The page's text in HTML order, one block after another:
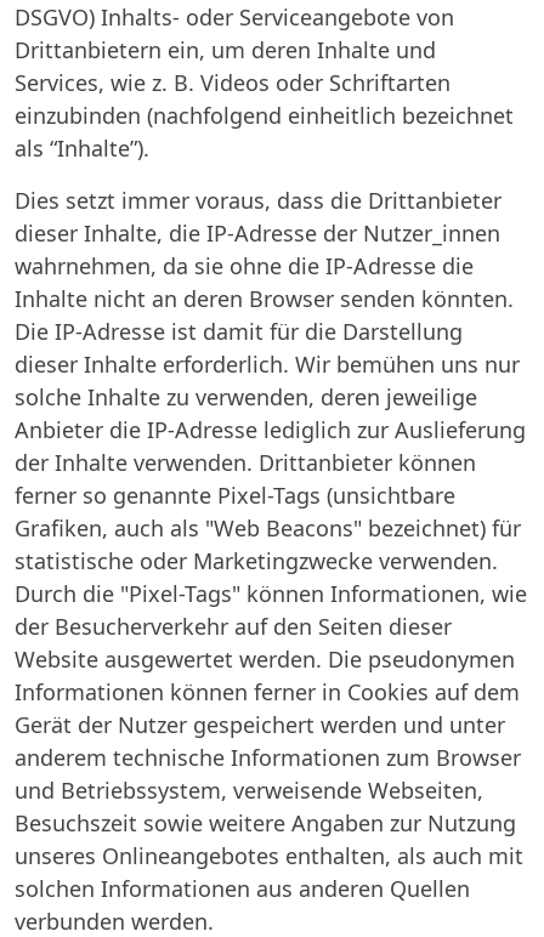
DSGVO) Inhalts- oder Serviceangebote von
Drittanbietern ein, um deren Inhalte und
Services, wie z. B. Videos oder Schriftarten
einzubinden (nachfolgend einheitlich bezeichnet
als “Inhalte”).
Dies setzt immer voraus, dass die Drittanbieter
dieser Inhalte, die IP-Adresse der Nutzer_innen
wahrnehmen, da sie ohne die IP-Adresse die
Inhalte nicht an deren Browser senden könnten.
Die IP-Adresse ist damit für die Darstellung
dieser Inhalte erforderlich. Wir bemühen uns nur
solche Inhalte zu verwenden, deren jeweilige
Anbieter die IP-Adresse lediglich zur Auslieferung
der Inhalte verwenden. Drittanbieter können
ferner so genannte Pixel-Tags (unsichtbare
Grafiken, auch als "Web Beacons" bezeichnet) für
statistische oder Marketingzwecke verwenden.
Durch die "Pixel-Tags" können Informationen, wie
der Besucherverkehr auf den Seiten dieser
Website ausgewertet werden. Die pseudonymen
Informationen können ferner in Cookies auf dem
Gerät der Nutzer gespeichert werden und unter
anderem technische Informationen zum Browser
und Betriebssystem, verweisende Webseiten,
Besuchszeit sowie weitere Angaben zur Nutzung
unseres Onlineangebotes enthalten, als auch mit
solchen Informationen aus anderen Quellen
verbunden werden.